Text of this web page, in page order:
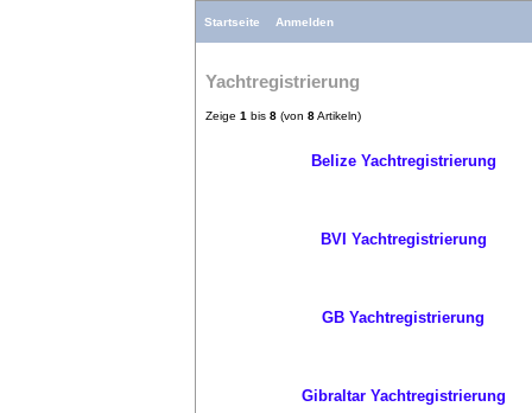
Startseite Anmelden
Yachtregistrierung
Zeige 1 bis 8 (von 8Artikeln)
Belize Yachtregistrierung
BVI Yachtregistrierung
GB Yachtregistrierung
Gibraltar Yachtregistrierung